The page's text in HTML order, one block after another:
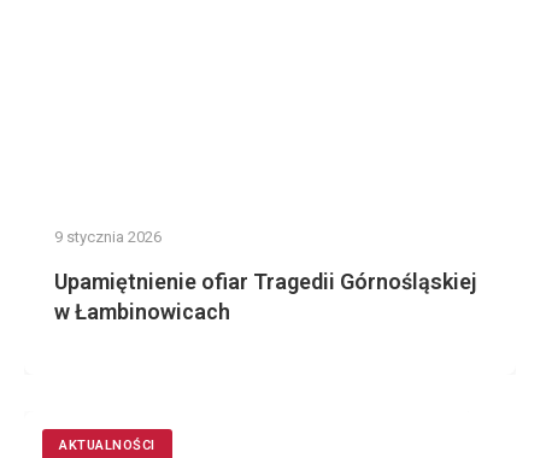
9 stycznia 2026
Upamiętnienie ofiar Tragedii Górnośląskiej
w Łambinowicach
AKTUALNOŚCI